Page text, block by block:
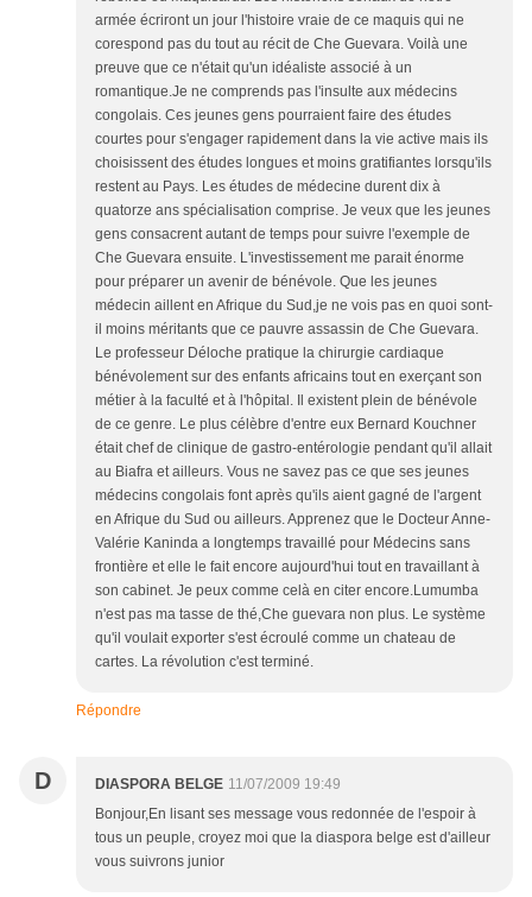
armée écriront un jour l'histoire vraie de ce maquis qui ne
corespond pas du tout au récit de Che Guevara. Voilà une
preuve que ce n'était qu'un idéaliste associé à un
romantique.Je ne comprends pas l'insulte aux médecins
congolais. Ces jeunes gens pourraient faire des études
courtes pour s'engager rapidement dans la vie active mais ils
choisissent des études longues et moins gratifiantes lorsqu'ils
restent au Pays. Les études de médecine durent dix à
quatorze ans spécialisation comprise. Je veux que les jeunes
gens consacrent autant de temps pour suivre l'exemple de
Che Guevara ensuite. L'investissement me parait énorme
pour préparer un avenir de bénévole. Que les jeunes
médecin aillent en Afrique du Sud,je ne vois pas en quoi sont-
il moins méritants que ce pauvre assassin de Che Guevara.
Le professeur Déloche pratique la chirurgie cardiaque
bénévolement sur des enfants africains tout en exerçant son
métier à la faculté et à l'hôpital. Il existent plein de bénévole
de ce genre. Le plus célèbre d'entre eux Bernard Kouchner
était chef de clinique de gastro-entérologie pendant qu'il allait
au Biafra et ailleurs. Vous ne savez pas ce que ses jeunes
médecins congolais font après qu'ils aient gagné de l'argent
en Afrique du Sud ou ailleurs. Apprenez que le Docteur Anne-
Valérie Kaninda a longtemps travaillé pour Médecins sans
frontière et elle le fait encore aujourd'hui tout en travaillant à
son cabinet. Je peux comme celà en citer encore.Lumumba
n'est pas ma tasse de thé,Che guevara non plus. Le système
qu'il voulait exporter s'est écroulé comme un chateau de
cartes. La révolution c'est terminé.
Répondre
D DIASPORA BELGE 11/07/2009 19:49
Bonjour,En lisant ses message vous redonnée de l'espoir à
tous un peuple, croyez moi que la diaspora belge est d'ailleur
vous suivrons junior